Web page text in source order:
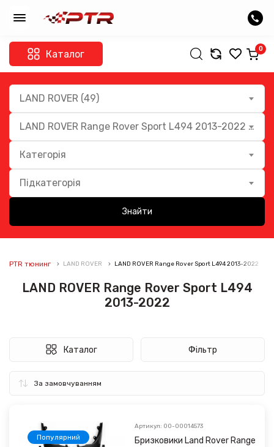
Каталог 0
LAND ROVER (49)
LAND ROVER Range Rover Sport L494 2013-2022 (10)
Категорія
Підкатегорія
Знайти
PTR тюнинг LAND ROVER LAND ROVER Range Rover Sport L494 2013-2022
LAND ROVER Range Rover Sport L494
2013-2022
Каталог Фільтр
Популярний
Артикул: 00-00014573
Бризковики Land Rover Range